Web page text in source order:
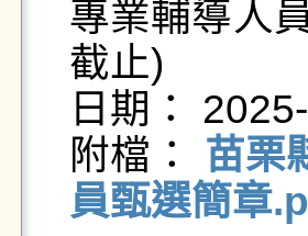
專業輔導人
截止)
日期： 2025-
附檔： 苗栗
員甄選簡章